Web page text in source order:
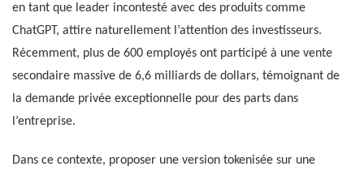
en tant que leader incontesté avec des produits comme
ChatGPT, attire naturellement l’attention des investisseurs.
Récemment, plus de 600 employés ont participé à une vente
secondaire massive de 6,6 milliards de dollars, témoignant de
la demande privée exceptionnelle pour des parts dans
l’entreprise.
Dans ce contexte, proposer une version tokenisée sur une